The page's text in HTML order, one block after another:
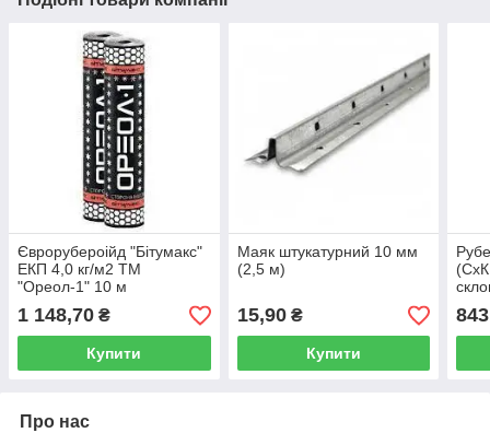
Єврорубероійд "Бітумакс"
ЕКП 4,0 кг/м2 ТМ
"Ореол-1" 10 м
1 148,70 ₴
Купити
Маяк штукатурний 10 мм
(2,5 м)
15,90₴
Купити
Про нас